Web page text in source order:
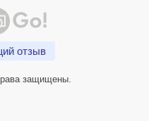
отзыв
защищены.